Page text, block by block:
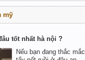
mỹ
tốt nhất hà nội ?
Nếu bạn đang thắc mắc